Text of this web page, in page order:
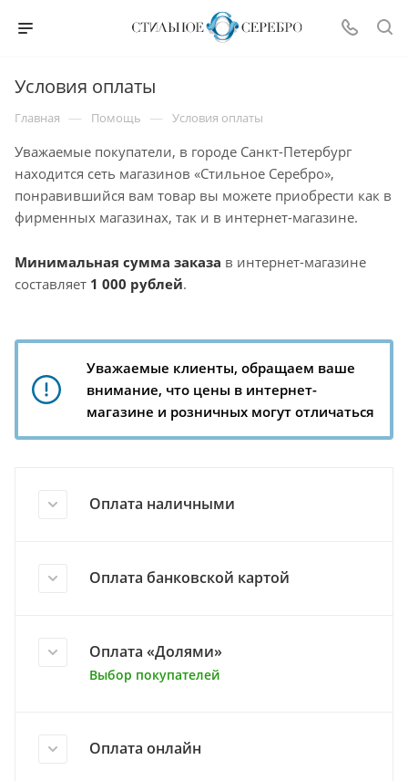
Условия оплаты
Главная — Помощь — Условия оплаты
Уважаемые покупатели, в городе Санкт-Петербург
находится сеть магазинов «Стильное Серебро»,
понравившийся вам товар вы можете приобрести как в
фирменных магазинах, так и в интернет-магазине.
Минимальная сумма заказа в интернет-магазине
составляет 1 000 рублей.
Уважаемые клиенты, обращаем ваше
внимание, что цены в интернет-
магазине и розничных могут отличаться
Оплата наличными
Оплата банковской картой
Оплата «Долями»
Выбор покупателей
Оплата онлайн